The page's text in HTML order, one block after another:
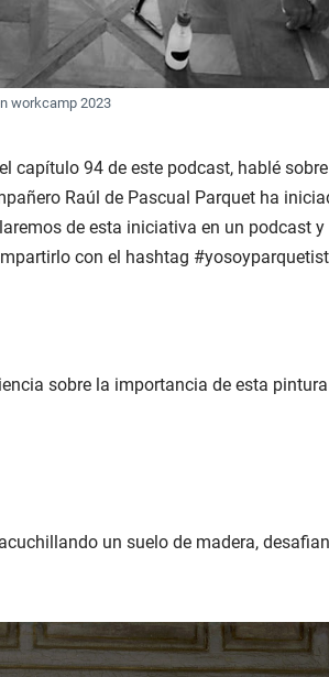
workcamp 2023
capítulo 94 de este podcast, hablé
Raúl de Pascual Parquet ha
de esta iniciativa en un podcast
con el hashtag
sobre la importancia de esta
un suelo de madera,